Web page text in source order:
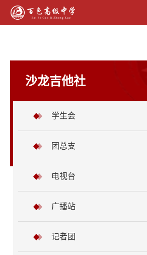
沙龙吉他社
学生会
团总支
电视台
广播站
记者团